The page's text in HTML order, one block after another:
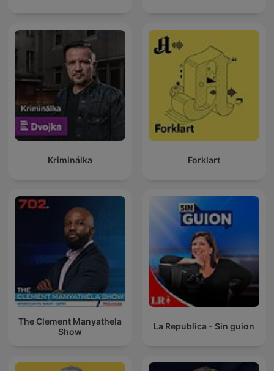
Kriminálka Forklart
The Clement Manyathela
Show
La Republica - Sin guion